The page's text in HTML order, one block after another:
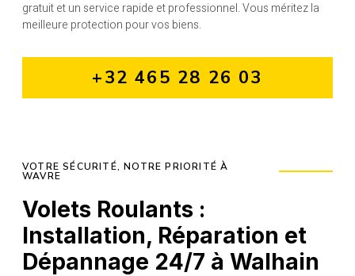
gratuit et un service rapide et professionnel. Vous méritez la
meilleure protection pour vos biens.
+32 465 28 26 03
VOTRE SÉCURITÉ, NOTRE PRIORITÉ À
WAVRE
Volets Roulants :
Installation, Réparation et
Dépannage 24/7 à Walhain